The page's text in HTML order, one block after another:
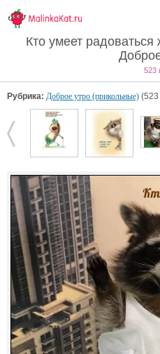
Кто умеет радоваться
523
Рубрика: Доброе утро (прикольные)